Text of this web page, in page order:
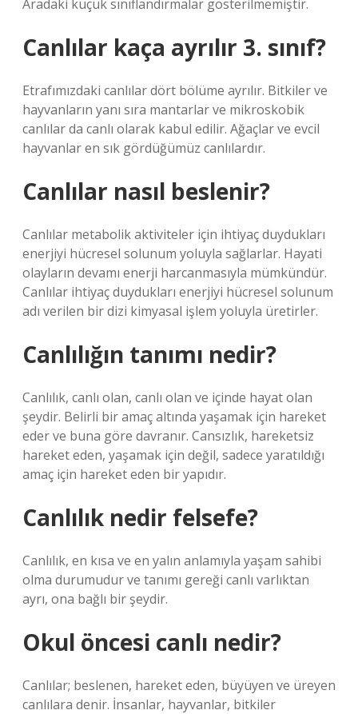
Aradaki küçük sınıflandırmalar gösterilmemiştir.
Canlılar kaça ayrılır 3. sınıf?
Etrafımızdaki canlılar dört bölüme ayrılır. Bitkiler ve
hayvanların yanı sıra mantarlar ve mikroskobik
canlılar da canlı olarak kabul edilir. Ağaçlar ve evcil
hayvanlar en sık gördüğümüz canlılardır.
Canlılar nasıl beslenir?
Canlılar metabolik aktiviteler için ihtiyaç duydukları
enerjiyi hücresel solunum yoluyla sağlarlar. Hayati
olayların devamı enerji harcanmasıyla mümkündür.
Canlılar ihtiyaç duydukları enerjiyi hücresel solunum
adı verilen bir dizi kimyasal işlem yoluyla üretirler.
Canlılığın tanımı nedir?
Canlılık, canlı olan, canlı olan ve içinde hayat olan
şeydir. Belirli bir amaç altında yaşamak için hareket
eder ve buna göre davranır. Cansızlık, hareketsiz
hareket eden, yaşamak için değil, sadece yaratıldığı
amaç için hareket eden bir yapıdır.
Canlılık nedir felsefe?
Canlılık, en kısa ve en yalın anlamıyla yaşam sahibi
olma durumudur ve tanımı gereği canlı varlıktan
ayrı, ona bağlı bir şeydir.
Okul öncesi canlı nedir?
Canlılar; beslenen, hareket eden, büyüyen ve üreyen
canlılara denir. İnsanlar, hayvanlar, bitkiler